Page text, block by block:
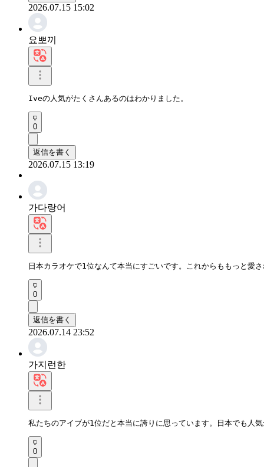
2026.07.15 15:02
요뽀끼
Iveの人気がたくさんあるのはわかりました。
0
返信を書く
2026.07.15 13:19
가다랑어
日本カラオケで1位なんて本当にすごいです。これからももっと愛
0
返信を書く
2026.07.14 23:52
가지런한
私たちのアイブが1位だと本当に誇りに思っています。日本でも人
0